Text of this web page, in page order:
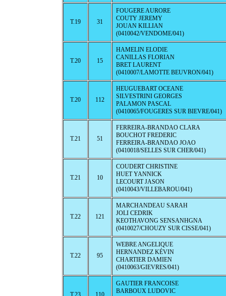
T.19 31
FOUGERE AURORE
COUTY JEREMY
JOUAN KILLIAN
(0410042/VENDOME/041)
T.20 15
HAMELIN ELODIE
CANILLAS FLORIAN
BRET LAURENT
(0410007/LAMOTTE BEUVRON/041)
T.20 112
HEUGUEBART OCEANE
SILVESTRINI GEORGES
PALAMON PASCAL
(0410065/FOUGERES SUR BIEVRE/041)
T.21 51
FERREIRA-BRANDAO CLARA
BOUCHOT FREDERIC
FERREIRA-BRANDAO JOAO
(0410018/SELLES SUR CHER/041)
T.21 10
COUDERT CHRISTINE
HUET YANNICK
LECOURT JASON
(0410043/VILLEBAROU/041)
T.22 121
MARCHANDEAU SARAH
JOLI CEDRIK
KEOTHAVONG SENSANHGNA
(0410027/CHOUZY SUR CISSE/041)
T.22 95
WEBRE ANGELIQUE
HERNANDEZ KÉVIN
CHARTIER DAMIEN
(0410063/GIEVRES/041)
T.23 110
GAUTIER FRANCOISE
BARBOUX LUDOVIC